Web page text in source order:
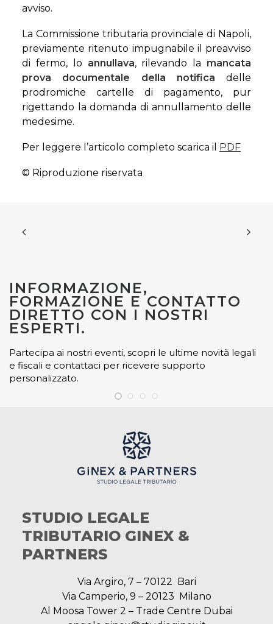
avviso.
La Commissione tributaria provinciale di Napoli,
previamente ritenuto impugnabile il preavviso
di fermo, lo annullava, rilevando la mancata
prova documentale della notifica delle
prodromiche cartelle di pagamento, pur
rigettando la domanda di annullamento delle
medesime.
Per leggere l’articolo completo scarica il PDF
© Riproduzione riservata
INFORMAZIONE,
FORMAZIONE E CONTATTO
DIRETTO CON I NOSTRI
ESPERTI.
Partecipa ai nostri eventi, scopri le ultime novità legali
e fiscali e contattaci per ricevere supporto
personalizzato.
STUDIO LEGALE
TRIBUTARIO GINEX &
PARTNERS
Via Argiro, 7 – 70122 Bari
Via Camperio, 9 – 20123 Milano
Al Moosa Tower 2 – Trade Centre Dubai